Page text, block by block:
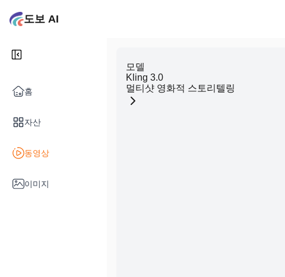
도보 AI
홈
자산
동영상
이미지
모델
Kling 3.0
멀티샷 영화적 스토리텔링